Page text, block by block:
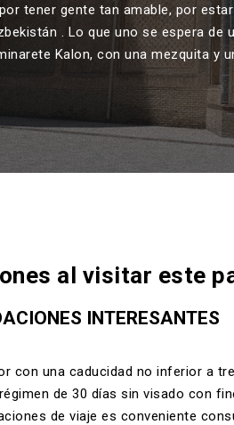
tener gente tan amable, por
. Lo que uno se espera de
Kalon, con una mezquita
al visitar este
INTERESANTES
con una caducidad no inferior a
de 30 días sin visado con
de viaje es conveniente